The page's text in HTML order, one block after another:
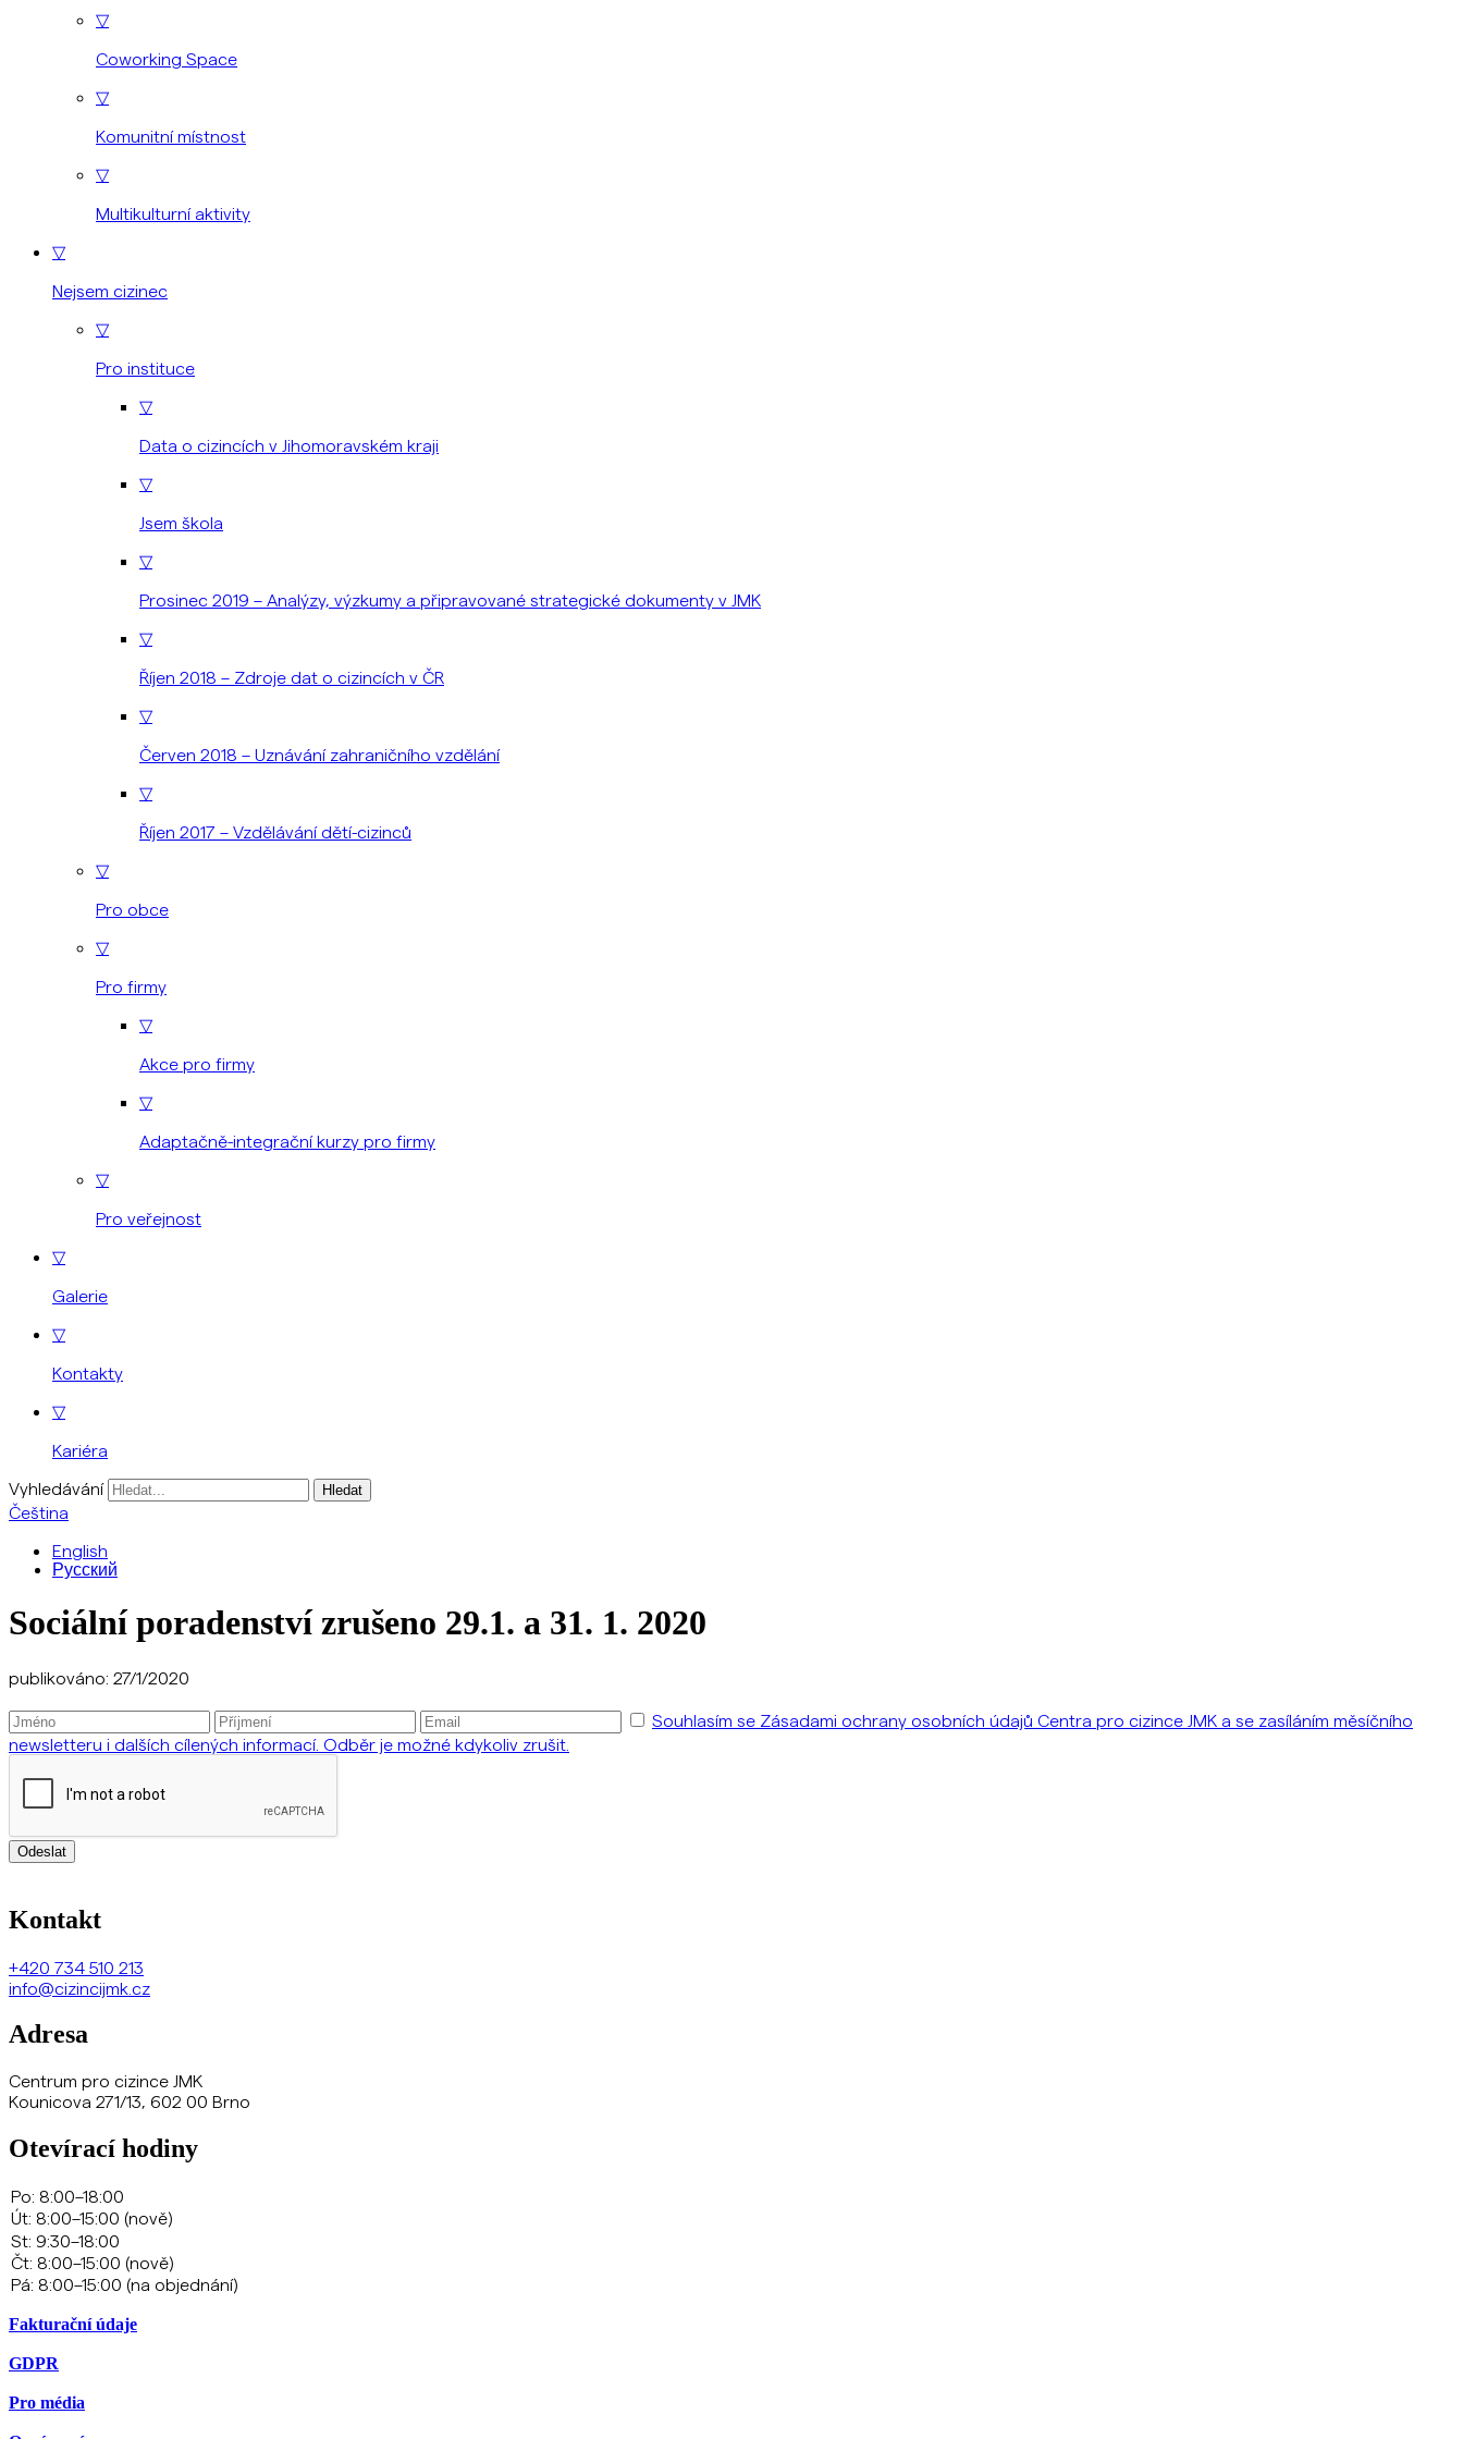
▽
Coworking Space
▽
Komunitní místnost
▽
Multikulturní aktivity
▽
Nejsem cizinec
▽
Pro instituce
▽
Data o cizincích v Jihomoravském kraji
▽
Jsem škola
▽
Prosinec 2019 – Analýzy, výzkumy a připravované strategické dokumenty v JMK
▽
Říjen 2018 – Zdroje dat o cizincích v ČR
▽
Červen 2018 – Uznávání zahraničního vzdělání
▽
Říjen 2017 – Vzdělávání dětí-cizinců
▽
Pro obce
▽
Pro firmy
▽
Akce pro firmy
▽
Adaptačně-integrační kurzy pro firmy
▽
Pro veřejnost
▽
Galerie
▽
Kontakty
▽
Kariéra
Vyhledávání
Čeština
English
Русский
Sociální poradenství zrušeno 29.1. a 31. 1. 2020
publikováno: 27/1/2020
Souhlasím se Zásadami ochrany osobních údajů Centra pro cizince JMK a se zasíláním měsíčního
newsletteru i dalších cílených informací. Odběr je možné kdykoliv zrušit.
Odeslat
Kontakt
+420 734 510 213
info@cizincijmk.cz
Adresa
Centrum pro cizince JMK
Kounicova 271/13, 602 00 Brno
Otevírací hodiny
Fakturační údaje
GDPR
Pro média